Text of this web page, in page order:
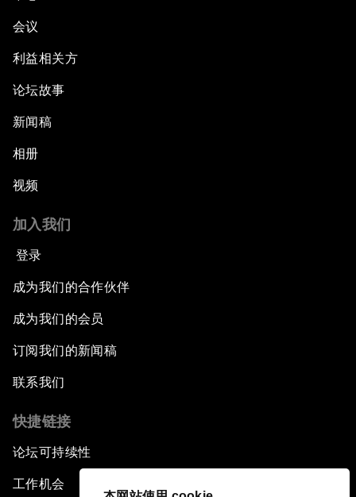
会议
利益相关方
论坛故事
新闻稿
相册
视频
加入我们
登录
成为我们的合作伙伴
成为我们的会员
订阅我们的新闻稿
联系我们
快捷链接
论坛可持续性
工作机会